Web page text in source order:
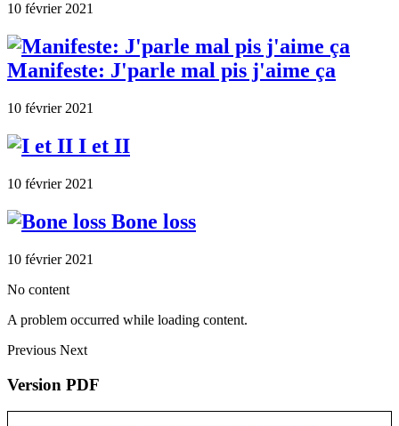
10 février 2021
Manifeste: J'parle mal pis j'aime ça
10 février 2021
I et II
10 février 2021
Bone loss
10 février 2021
No content
A problem occurred while loading content.
Previous Next
Version PDF